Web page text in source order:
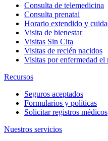
Consulta de telemedicina
Consulta prenatal
Horario extendido y
Visita de bienestar
Visitas Sin Cita
Visitas de recién nacidos
Visitas por enfermedad el
Recursos
Seguros aceptados
Formularios y políticas
Solicitar registros médicos
Nuestros servicios